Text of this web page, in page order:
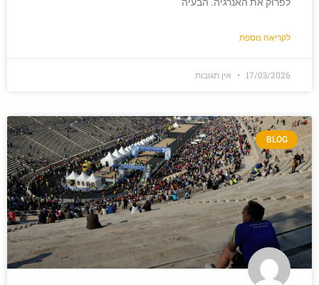
לקריאה נוספת
17/03/2026 אין תגובות
BLOG